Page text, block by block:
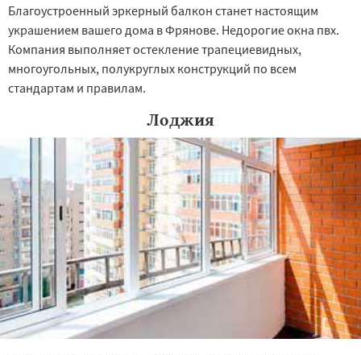
Благоустроенный эркерный балкон станет настоящим
украшением вашего дома в Фрянове. Недорогие окна пвх.
Компания выполняет остекление трапециевидных,
многоугольных, полукруглых конструкций по всем
стандартам и правилам.
Лоджия